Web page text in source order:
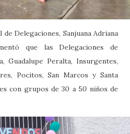
Delegaciones, Sanjuana Adriana
que las Delegaciones de
Guadalupe Peralta, Insurgentes,
Pocitos, San Marcos y Santa
con grupos de 30 a 50 niños de